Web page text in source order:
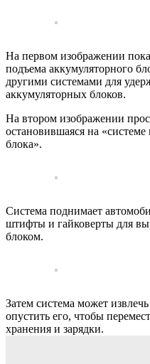
На первом изображении
подъема аккумуляторного
другими системами для
аккумуляторных блоков.
На втором изображении
остановившаяся на
блока».
Система поднимает
штифты и гайковерты для
блоком.
Затем система может
опустить его, чтобы
хранения и зарядки.